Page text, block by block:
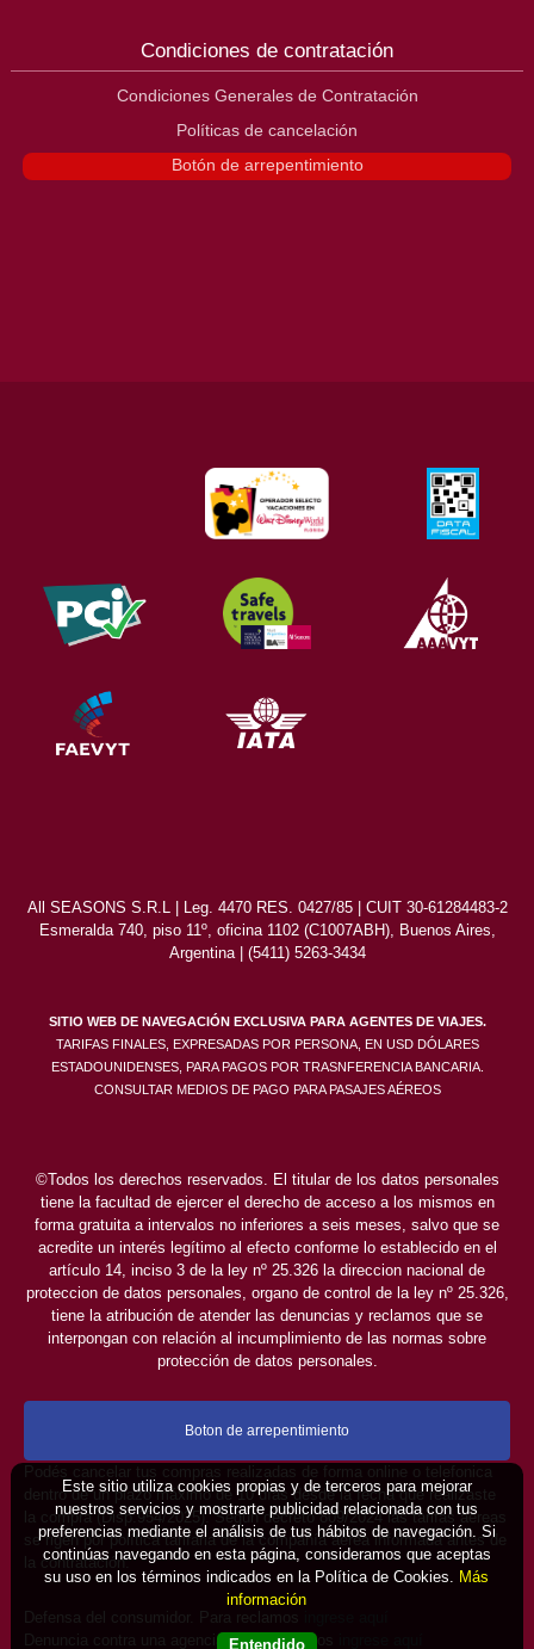
Condiciones de contratación
Condiciones Generales de Contratación
Políticas de cancelación
Botón de arrepentimiento
All SEASONS S.R.L | Leg. 4470 RES. 0427/85 | CUIT 30-61284483-2
Esmeralda 740, piso 11º, oficina 1102 (C1007ABH), Buenos Aires,
Argentina | (5411) 5263-3434
SITIO WEB DE NAVEGACIÓN EXCLUSIVA PARA AGENTES DE VIAJES.
TARIFAS FINALES, EXPRESADAS POR PERSONA, EN USD DÓLARES
ESTADOUNIDENSES, PARA PAGOS POR TRASNFERENCIA BANCARIA.
CONSULTAR MEDIOS DE PAGO PARA PASAJES AÉREOS
©Todos los derechos reservados. El titular de los datos personales
tiene la facultad de ejercer el derecho de acceso a los mismos en
forma gratuita a intervalos no inferiores a seis meses, salvo que se
acredite un interés legítimo al efecto conforme lo establecido en el
artículo 14, inciso 3 de la ley nº 25.326 la direccion nacional de
proteccion de datos personales, organo de control de la ley nº 25.326,
tiene la atribución de atender las denuncias y reclamos que se
interpongan con relación al incumplimiento de las normas sobre
protección de datos personales.
Boton de arrepentimiento
Podés cancelar tus compras realizadas de forma online o telefonica
dentro de un plazo máximo de 10 días desde la fecha que realizaste
la compra (Disp.954/2025). Según decreto 809/2024 las tarifas aéreas
se rigen por política tarifaria de la compañía aérea informada antes de
la contratación.
Defensa del consumidor. Para reclamos
Denuncia contra una agencia. Para reclamos
Este sitio utiliza cookies propias y de terceros para mejorar
nuestros servicios y mostrarte publicidad relacionada con tus
preferencias mediante el análisis de tus hábitos de navegación. Si
continúas navegando en esta página, consideramos que aceptas
su uso en los términos indicados en la Política de Cookies. Más
información
Entendido